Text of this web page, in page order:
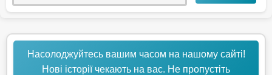
Насолоджуйтесь вашим часом на нашому сайті!
Нові історії чекають на вас. Не пропустіть